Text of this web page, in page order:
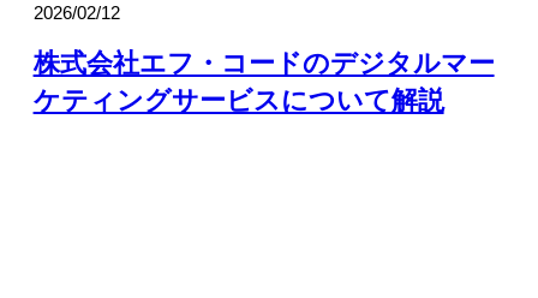
2026/02/12
株式会社エフ・コードのデジタルマー
ケティングサービスについて解説